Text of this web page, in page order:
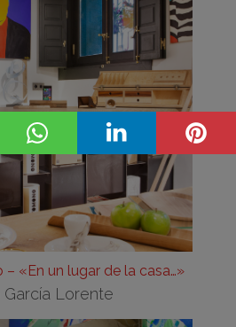
– «En un lugar de la casa…»
García Lorente